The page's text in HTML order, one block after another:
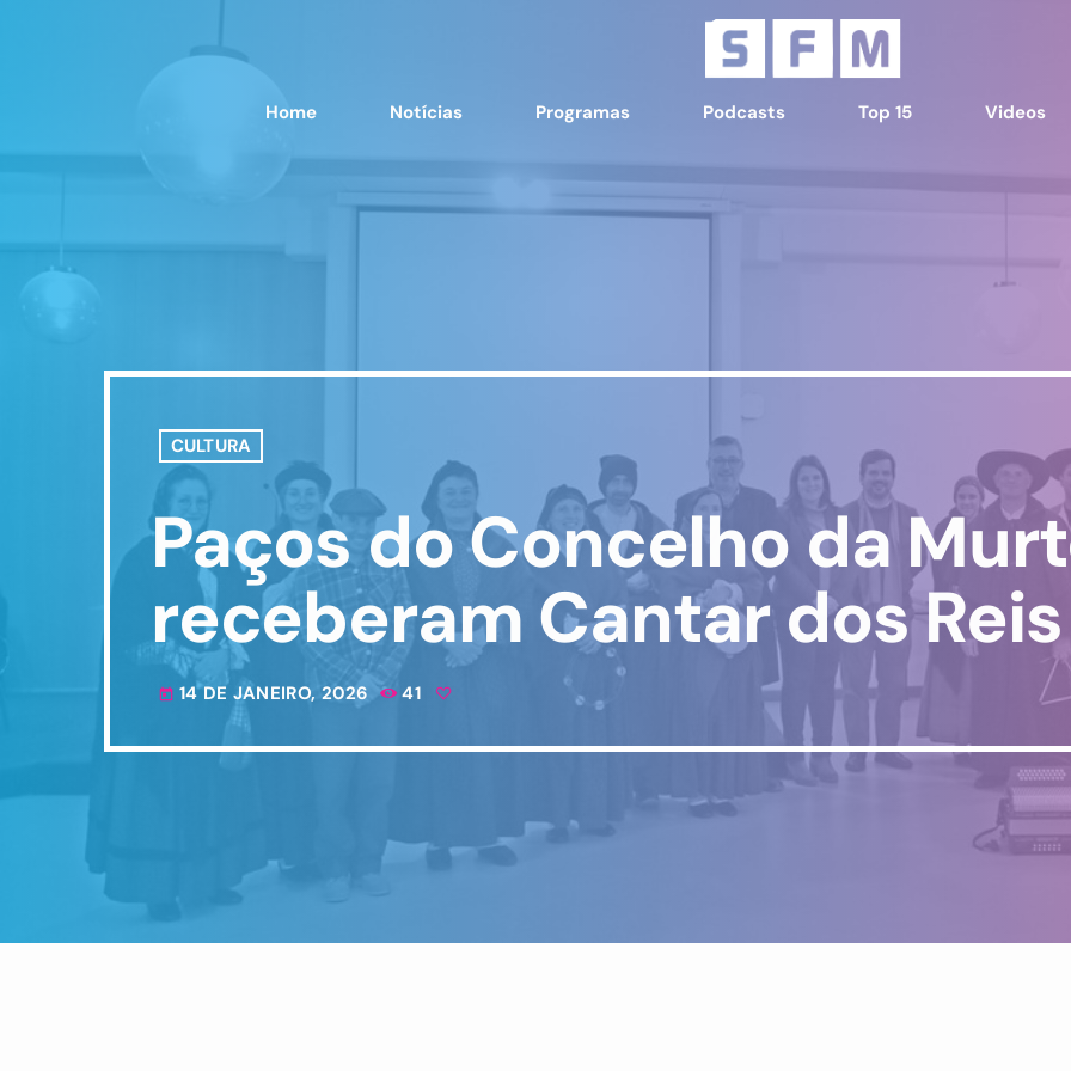
Home Notícias Programas Podcasts Top 15 Videos
CULTURA
Paços do Concelho da
receberam Cantar dos Reis
today 14 DE JANEIRO, 2026 41